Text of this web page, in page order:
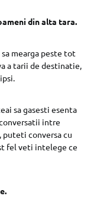
din alta tara.
mearga peste tot
a tarii de destinatie,
sa gasesti esenta
intre
puteti conversa cu
fel veti intelege ce